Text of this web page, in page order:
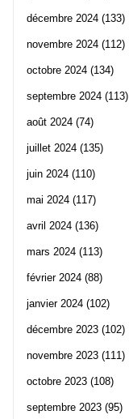
décembre 2024 (133)
novembre 2024 (112)
octobre 2024 (134)
septembre 2024 (113)
août 2024 (74)
juillet 2024 (135)
juin 2024 (110)
mai 2024 (117)
avril 2024 (136)
mars 2024 (113)
février 2024 (88)
janvier 2024 (102)
décembre 2023 (102)
novembre 2023 (111)
octobre 2023 (108)
septembre 2023 (95)